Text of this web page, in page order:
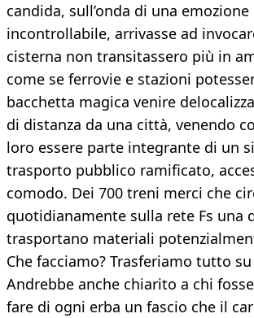
candida, sull’onda di una
incontrollabile, arrivasse ad
cisterna non transitassero più in
come se ferrovie e stazioni
bacchetta magica venire
di distanza da una città, venendo
loro essere parte integrante di un
trasporto pubblico ramificato,
comodo. Dei 700 treni merci che
quotidianamente sulla rete Fs una
trasportano materiali
Che facciamo? Trasferiamo tutto
Andrebbe anche chiarito a chi
fare di ogni erba un fascio che il